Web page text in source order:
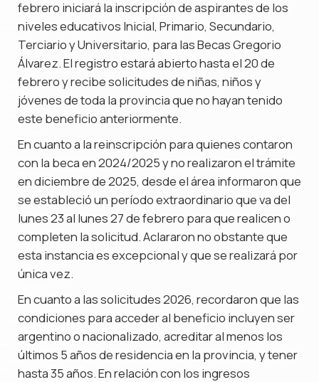
febrero iniciará la inscripción de aspirantes de los
niveles educativos Inicial, Primario, Secundario,
Terciario y Universitario, para las Becas Gregorio
Álvarez. El registro estará abierto hasta el 20 de
febrero y recibe solicitudes de niñas, niños y
jóvenes de toda la provincia que no hayan tenido
este beneficio anteriormente.
En cuanto a la reinscripción para quienes contaron
con la beca en 2024/2025 y no realizaron el trámite
en diciembre de 2025, desde el área informaron que
se estableció un período extraordinario que va del
lunes 23 al lunes 27 de febrero para que realicen o
completen la solicitud. Aclararon no obstante que
esta instancia es excepcional y que se realizará por
única vez.
En cuanto a las solicitudes 2026, recordaron que las
condiciones para acceder al beneficio incluyen ser
argentino o nacionalizado, acreditar al menos los
últimos 5 años de residencia en la provincia, y tener
hasta 35 años. En relación con los ingresos